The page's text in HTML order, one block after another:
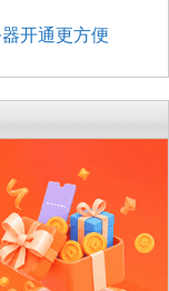
开通更方便